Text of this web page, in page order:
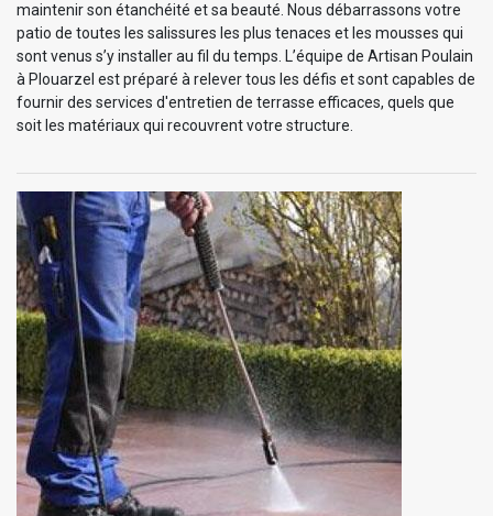
maintenir son étanchéité et sa beauté. Nous débarrassons votre
patio de toutes les salissures les plus tenaces et les mousses qui
sont venus s’y installer au fil du temps. L’équipe de Artisan Poulain
à Plouarzel est préparé à relever tous les défis et sont capables de
fournir des services d'entretien de terrasse efficaces, quels que
soit les matériaux qui recouvrent votre structure.